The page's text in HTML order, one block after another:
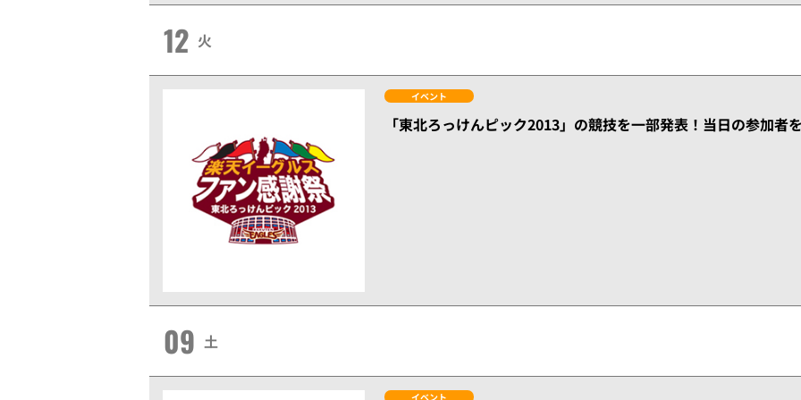
12 火
イベント
「東北ろっけんピック2013」の競技を一部発表！当日の参加者
09 土
イベント